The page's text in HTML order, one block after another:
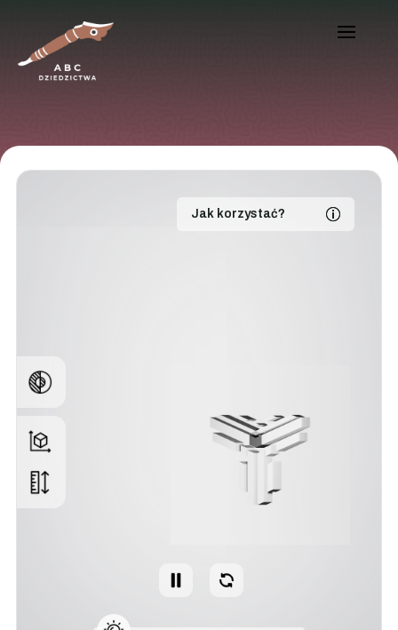
Jak korzystać?